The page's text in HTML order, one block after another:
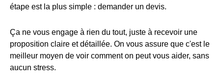
étape est la plus simple : demander un devis.
Ça ne vous engage à rien du tout, juste à recevoir une
proposition claire et détaillée. On vous assure que c'est le
meilleur moyen de voir comment on peut vous aider, sans
aucun stress.